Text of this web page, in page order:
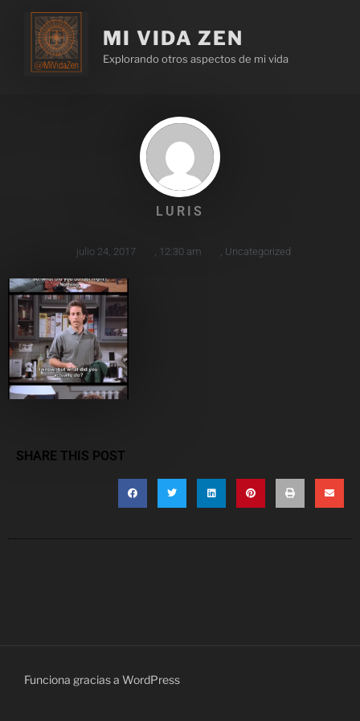
MI VIDA ZEN
Explorando otros aspectos de mi vida
LURIS
julio 24, 2017 12:30 am Uncategorized
SHARE THIS POST
Funciona gracias a WordPress